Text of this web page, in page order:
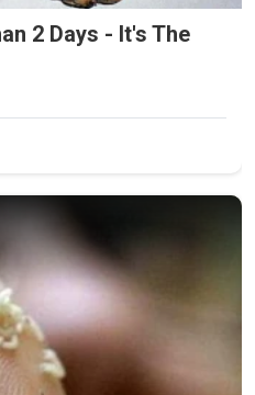
2 Days - It's The